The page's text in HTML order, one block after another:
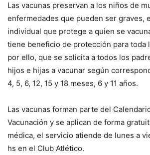
Las vacunas preservan a los niños de
enfermedades que pueden ser graves,
individual que protege a quien se
tiene beneficio de protección para toda
por ello, que se solicita a todos los
hijos e hijas a vacunar según
4, 5, 6, 12, 15 y 18 meses, 6 y 11 años.
Las vacunas forman parte del
Vacunación y se aplican de forma
médica, el servicio atiende de lunes a
hs en el Club Atlético.